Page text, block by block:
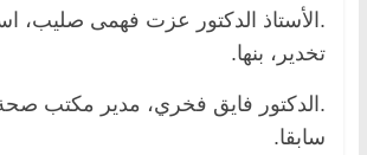
.الأستاذ الدكتور عزت فهمى صليب،
تخدير، بنها.
.الدكتور فايق فخري، مدير مكتب
سابقا.